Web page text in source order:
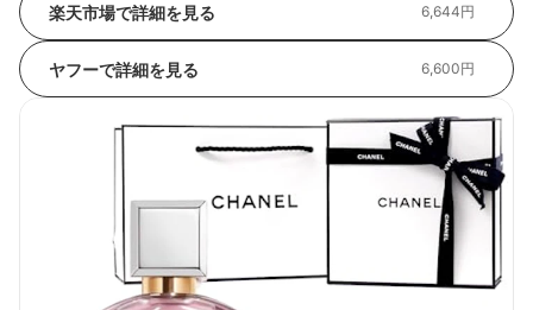
楽天市場で詳細を見る 6,644円
ヤフーで詳細を見る 6,600円